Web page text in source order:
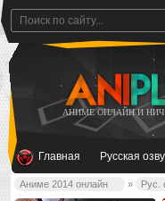
АНИМЕ ОНЛАЙН И
Главная Русская
Аниме 2014 онлайн » Рус.